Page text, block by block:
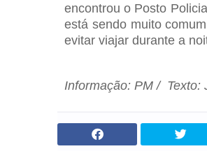
encontrou o Posto
está sendo muito
evitar viajar durante a
Informação: PM / Texto: